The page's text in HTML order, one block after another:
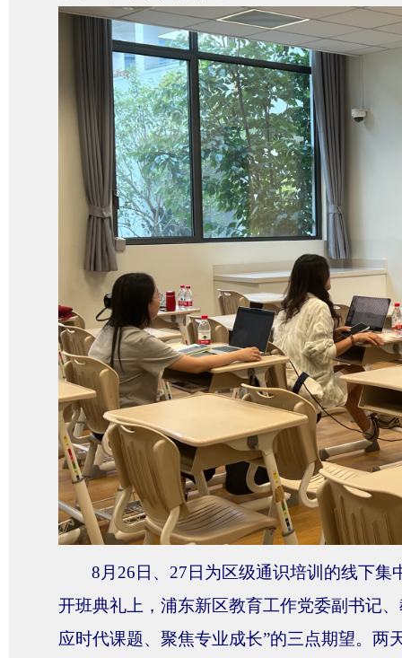
8月26日、27日为区级通识培训的线下
开班典礼上，浦东新区教育工作党委副书记
应时代课题、聚焦专业成长”的三点期望。两